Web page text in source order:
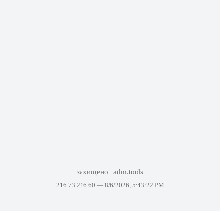
захищено adm.tools
216.73.216.60 — 8/6/2026, 5:43:22 PM